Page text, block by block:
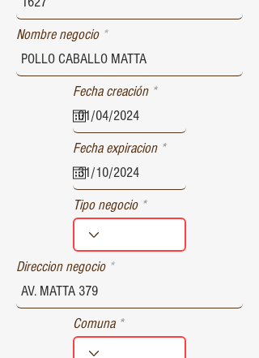
Nombre negocio
Fecha creación *r
u
i
d
Fecha expiracion *r
u
r
d
Tipo negocio
Direccion negocio
Comuna